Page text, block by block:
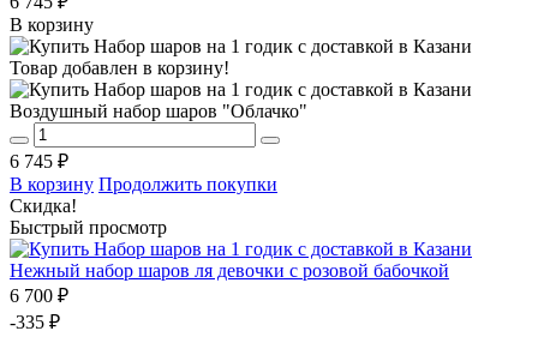
В корзину
Товар добавлен в корзину!
Воздушный набор шаров "Облачко"
6 745 ₽
В корзину Продолжить покупки
Скидка!
Быстрый просмотр
Нежный набор шаров ля девочки с розовой бабочкой
6 700 ₽
-335 ₽